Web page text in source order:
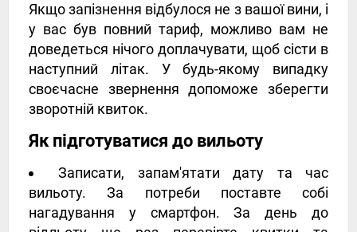
Якщо запізнення відбулося не з вашої вини, і
у вас був повний тариф, можливо вам не
доведеться нічого доплачувати, щоб сісти в
наступний літак. У будь-якому випадку
своєчасне звернення допоможе зберегти
зворотній квиток.
Як підготуватися до вильоту
Записати, запам'ятати дату та час
вильоту. За потреби поставте собі
нагадування у смартфон. За день до